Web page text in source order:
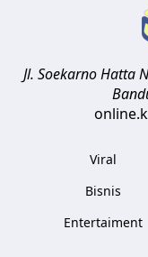
Jl. Soekarno Hatta
Viral
Bisnis
Entertaiment